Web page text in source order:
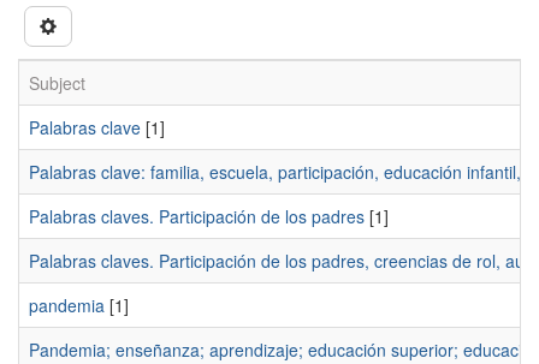
Subject
Palabras clave [1]
Palabras clave: familia, escuela, participación, educación infantil,
Palabras claves. Participación de los padres [1]
Palabras claves. Participación de los padres, creencias de rol,
pandemia [1]
Pandemia; enseñanza; aprendizaje; educación superior;